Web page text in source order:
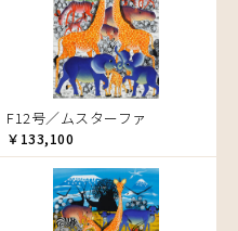
F12号／ムスターファ
￥133,100